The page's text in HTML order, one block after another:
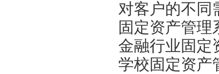
对客户的不同
固定资产管
金融行业固定
学校固定资产